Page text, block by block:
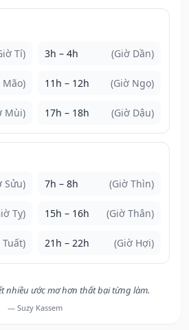
Tí) 3h – 4h (Giờ Dần)
Mão) 11h – 12h (Giờ Ngọ)
Mùi) 17h – 18h (Giờ Dậu)
Sửu) 7h – 8h (Giờ Thìn)
Tỵ) 15h – 16h (Giờ Thân)
Tuất) 21h – 22h (Giờ Hợi)
nhiều ước mơ hơn thất bại từng làm.
— Suzy Kassem